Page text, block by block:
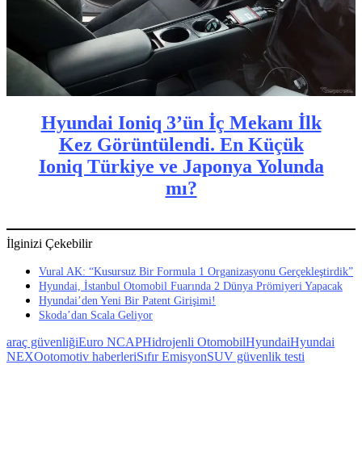
Hyundai Ioniq 3’ün İç Mekanı İlk
Kez Görüntülendi. En Küçük
Ioniq Türkiye ve Japonya Yolunda
mı?
İlginizi Çekebilir
Vural AK: “Kusursuz Bir Formula 1 Organizasyonu Gerçekleştirdik”
Hyundai, İstanbul Otomobil Fuarında 2 Dünya Prömiyeri Yapacak
Hyundai’den Yeni Bir Patent Girişimi!
Skoda’dan Scala Geliyor
araç güvenliğiEuro NCAPHidrojenli OtomobilHyundaiHyundai
NEXOotomotiv haberleriSıfır EmisyonSUV güvenlik testi